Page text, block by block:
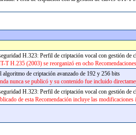
H.323: Perfil de criptación vocal con gestión de
T H.235 (2003) se reorganizó en ocho
algoritmo de criptación avanzado de 192 y 256 bits
nunca se publicó y su contenido fue incluido
H.323: Perfil de criptación vocal con gestión de
de esta Recomendación incluye las